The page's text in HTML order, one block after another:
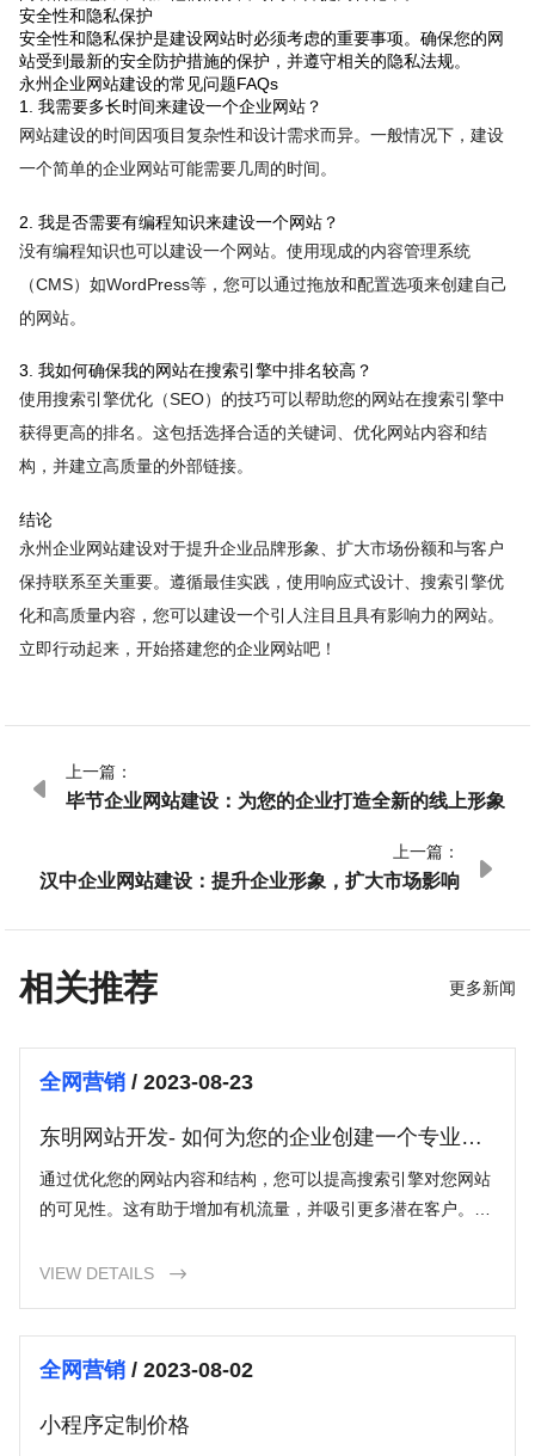
安全性和隐私保护
安全性和隐私保护是建设网站时必须考虑的重要事项。确保您的网
站受到最新的安全防护措施的保护，并遵守相关的隐私法规。
永州企业网站建设的常见问题FAQs
1. 我需要多长时间来建设一个企业网站？
网站建设的时间因项目复杂性和设计需求而异。一般情况下，建设
一个简单的企业网站可能需要几周的时间。
2. 我是否需要有编程知识来建设一个网站？
没有编程知识也可以建设一个网站。使用现成的内容管理系统
（CMS）如WordPress等，您可以通过拖放和配置选项来创建自己
的网站。
3. 我如何确保我的网站在搜索引擎中排名较高？
使用搜索引擎优化（SEO）的技巧可以帮助您的网站在搜索引擎中
获得更高的排名。这包括选择合适的关键词、优化网站内容和结
构，并建立高质量的外部链接。
结论
永州企业网站建设对于提升企业品牌形象、扩大市场份额和与客户
保持联系至关重要。遵循最佳实践，使用响应式设计、搜索引擎优
化和高质量内容，您可以建设一个引人注目且具有影响力的网站。
立即行动起来，开始搭建您的企业网站吧！

上一篇：
毕节企业网站建设：为您的企业打造全新的线上形象
上一篇：
汉中企业网站建设：提升企业形象，扩大市场影响

相关推荐 更多新闻
全网营销/ 2023-08-23
东明网站开发- 如何为您的企业创建一个专业的
网站？
通过优化您的网站内容和结构，您可以提高搜索引擎对您网站
的可见性。这有助于增加有机流量，并吸引更多潜在客户。使
中更容易被找到。
VIEW DETAILS 
全网营销/ 2023-08-02
小程序定制价格